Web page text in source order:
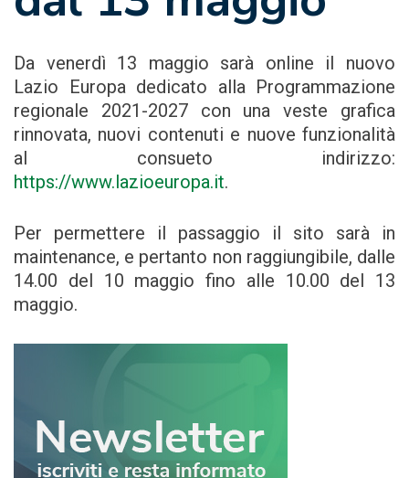
Da venerdì 13 maggio sarà online il nuovo
Lazio Europa dedicato alla Programmazione
regionale 2021-2027 con una veste grafica
rinnovata, nuovi contenuti e nuove funzionalità
al consueto indirizzo:
https://www.lazioeuropa.it.
Per permettere il passaggio il sito sarà in
maintenance, e pertanto non raggiungibile, dalle
14.00 del 10 maggio fino alle 10.00 del 13
maggio.